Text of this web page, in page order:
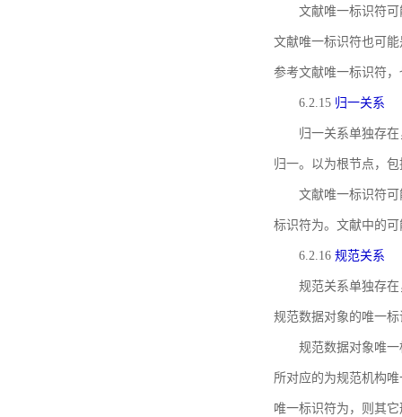
文献唯一标识符
文献唯一标识符也可
参考文献唯一标识符
6.2.15 归一关系
归一关系单独存
归一。以为根节点，
文献唯一标识符
标识符为。文献中的
6.2.16 规范关系
规范关系单独存
规范数据对象的唯一
规范数据对象唯一
所对应的为规范机构
唯一标识符为，则其